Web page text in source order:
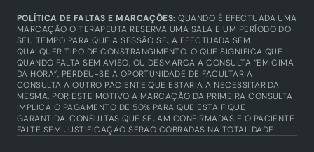
POLÍTICA DE FALTAS E MARCAÇÕES: QUANDO É EFECTUADA UMA
MARCAÇÃO O TERAPEUTA RESERVA UMA SALA E UM PERÍODO DO
SEU TEMPO PARA QUE A SESSÃO SEJA EFECTUADA SEM
QUALQUER TIPO DE CONSTRANGIMENTO. O QUE SIGNIFICA QUE
QUANDO FALTA SEM AVISO, OU DESMARCA A CONSULTA “EM CIMA
DA HORA”, PERDEU-SE A OPORTUNIDADE DE FACULTAR A
CONSULTA A OUTRO PACIENTE QUE ESTARIA A NECESSITAR DA
MESMA. POR ESTE MOTIVO A MARCAÇÃO DA PRIMEIRA CONSULTA
IMPLICA O PAGAMENTO DE 50% PARA QUE ESTA FIQUE
GARANTIDA. CONSULTAS QUE SEJAM CONFIRMADAS E O PACIENTE
FALTE SEM JUSTIFICAÇÃO SERÃO COBRADAS NA TOTALIDADE.